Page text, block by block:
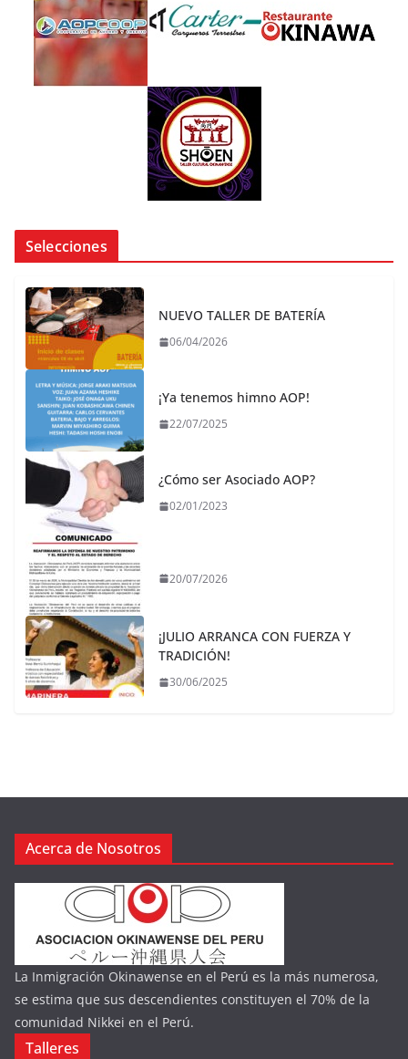
Selecciones
NUEVO TALLER DE BATERÍA
06/04/2026
¡Ya tenemos himno AOP!
22/07/2025
¿Cómo ser Asociado AOP?
02/01/2023
20/07/2026
¡JULIO ARRANCA CON FUERZA Y
TRADICIÓN!
30/06/2025
Acerca de Nosotros
La Inmigración Okinawense en el Perú es la más numerosa,
se estima que sus descendientes constituyen el 70% de la
comunidad Nikkei en el Perú.
Talleres